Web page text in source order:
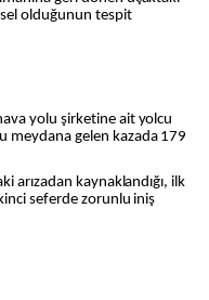
olduğunun tespit
yolu şirketine ait yolcu
meydana gelen kazada 179
arızadan kaynaklandığı, ilk
seferde zorunlu iniş